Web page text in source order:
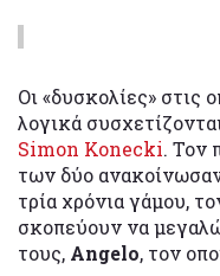
Οι «δυσκολίες» στις
λογικά
Simon Konecki. Τον
των δύο
τρία χρόνια γάμου,
σκοπεύουν να
τους, Angelo, τον